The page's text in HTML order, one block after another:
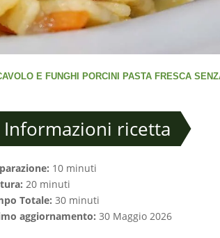
E FUNGHI PORCINI PASTA FRESCA
Informazioni ricetta
10 minuti
20 minuti
Totale: 30 minuti
aggiornamento: 30 Maggio 2026